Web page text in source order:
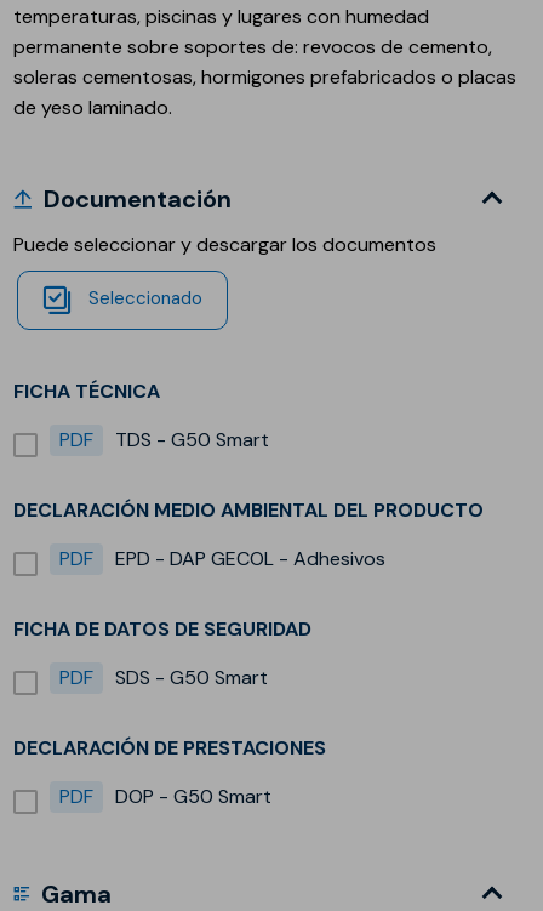
temperaturas, piscinas y lugares con humedad
permanente sobre soportes de: revocos de cemento,
soleras cementosas, hormigones prefabricados o placas
de yeso laminado.
Documentación
Puede seleccionar y descargar los documentos
Seleccionado
FICHA TÉCNICA
PDF
TDS - G50 Smart
DECLARACIÓN MEDIO AMBIENTAL DEL PRODUCTO
PDF
EPD - DAP GECOL - Adhesivos
FICHA DE DATOS DE SEGURIDAD
PDF
SDS - G50 Smart
DECLARACIÓN DE PRESTACIONES
PDF
DOP - G50 Smart
Gama